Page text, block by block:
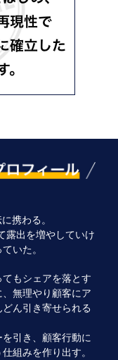
携わる。
露出を増やしていけ
いた。
もシェアを落とす
無理やり顧客にア
ん引き寄せられる
引き、顧客行動に
組みを作り出す。